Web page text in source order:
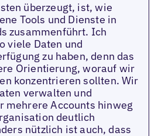
überzeugt, ist, wie
Tools und Dienste in
zusammenführt. Ich
viele Daten und
zu haben, denn das
Orientierung, worauf wir
konzentrieren sollten. Wir
verwalten und
mehrere Accounts hinweg
deutlich
nützlich ist auch, dass